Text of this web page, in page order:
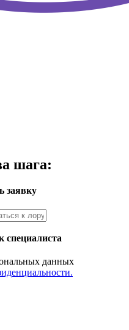
шага:
заявку
специалиста
данных